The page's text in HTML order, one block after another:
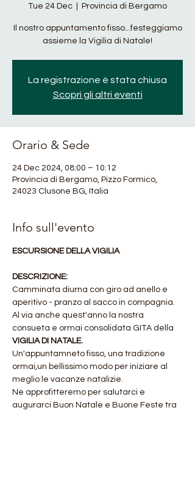
Tue 24 Dec Provincia di Bergamo
Il nostro appuntamento fisso...festeggiamo
assieme la Vigilia di Natale!
La registrazione è stata chiusa
Scopri gli altri eventi
Orario & Sede
24 Dec 2024, 08:00 – 10:12
Provincia di Bergamo, Pizzo Formico,
24023 Clusone BG, Italia
Info sull'evento
ESCURSIONE DELLA VIGILIA
DESCRIZIONE:
Camminata diurna con giro ad anello e
aperitivo - pranzo al sacco in compagnia.
Al via anche quest'anno la nostra
consueta e ormai consolidata GITA della
VIGILIA DI NATALE.
Un'appuntamneto fisso, una tradizione
ormai,un bellissimo modo per iniziare al
meglio le vacanze natalizie.
Ne approfitteremo per salutarci e
augurarci Buon Natale e Buone Feste tra